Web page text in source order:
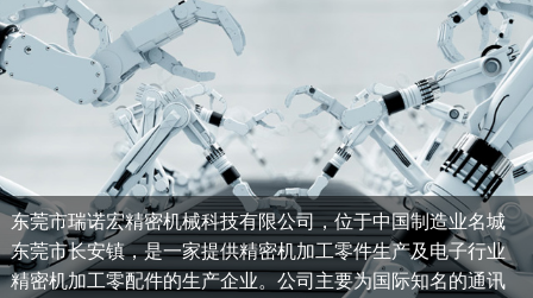
东莞市瑞诺宏精密机械科技有限公司，位于中国制造业名城
东莞市长安镇，是一家提供精密机加工零件生产及电子行业
精密机加工零配件的生产企业。公司主要为国际知名的通讯